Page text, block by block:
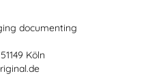
documenting
Köln